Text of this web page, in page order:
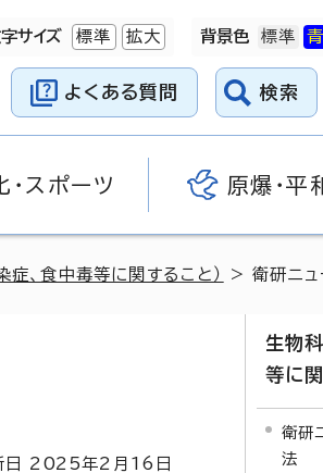
サイズ 標準 拡大 背景色
よくある質問 検索
・スポーツ 原爆・平
症、食中毒等に関すること） > 衛研ニュ
2025年2月 16 日
生物
等に
衛研
法